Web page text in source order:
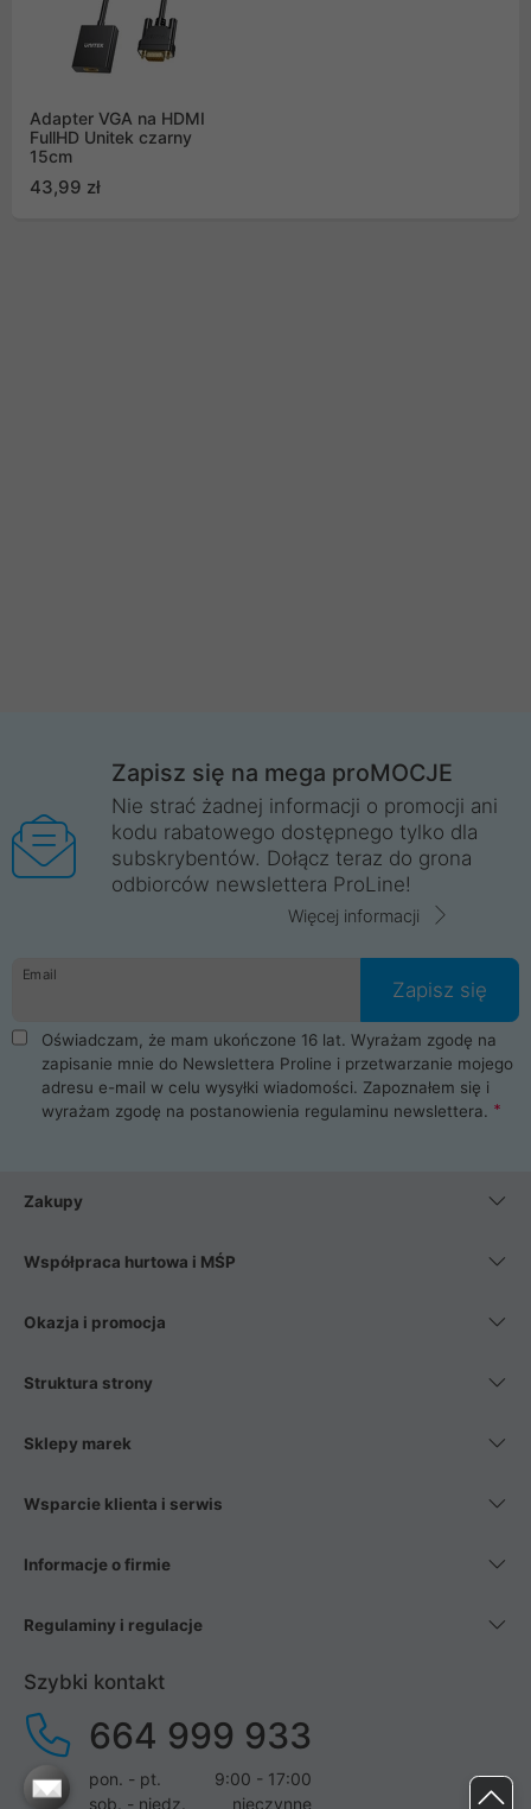
Adapter VGA na HDMI
FullHD Unitek czarny
15cm
43,99 zł
Zapisz się na mega proMOCJE
Nie strać żadnej informacji o promocji ani
kodu rabatowego dostępnego tylko dla
subskrybentów. Dołącz teraz do grona
odbiorców newslettera ProLine!
Więcej informacji
Email
Zapisz się
Oświadczam, że mam ukończone 16 lat. Wyrażam zgodę na
zapisanie mnie do Newslettera Proline i przetwarzanie mojego
adresu e-mail w celu wysyłki wiadomości. Zapoznałem się i
wyrażam zgodę na postanowienia regulaminu newslettera.
Zakupy
Współpraca hurtowa i MŚP
Okazja i promocja
Struktura strony
Sklepy marek
Wsparcie klienta i serwis
Informacje o firmie
Regulaminy i regulacje
Szybki kontakt
664 999 933
pon. - pt.
9:00 - 17:00
sob. - niedz.
nieczynne